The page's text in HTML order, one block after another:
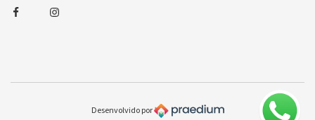
FacebookInstagram
Desenvolvido por